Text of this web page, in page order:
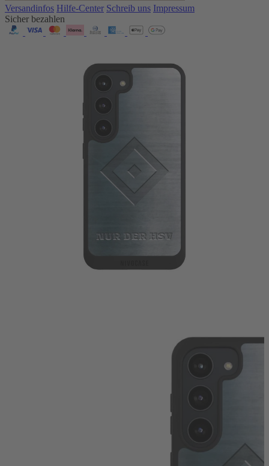
Versandinfos Hilfe-Center Schreib uns Impressum
Sicher bezahlen